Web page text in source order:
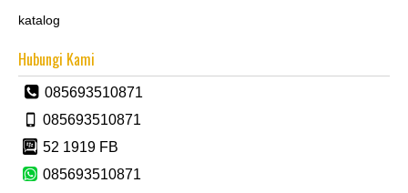
katalog
Hubungi Kami
085693510871
085693510871
52 1919 FB
085693510871